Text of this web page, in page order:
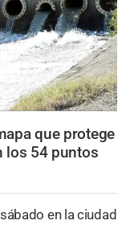
que protege
los 54 puntos
en la ciudad